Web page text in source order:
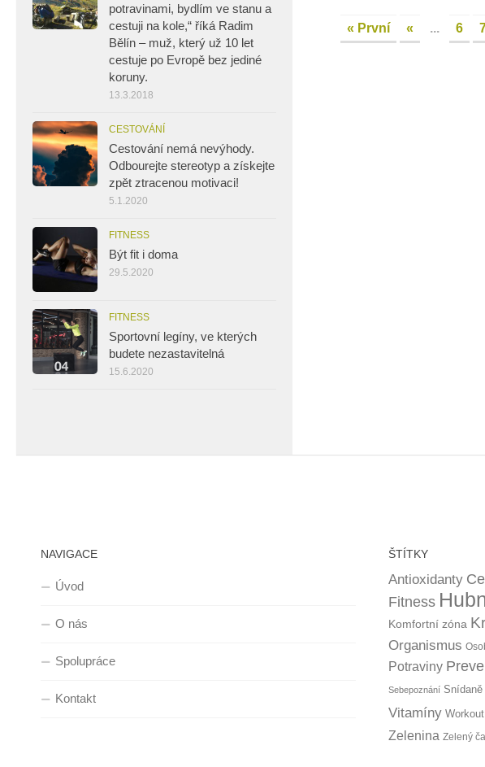
« První « ... 6
potravinami, bydlím ve stanu a
cestuji na kole,“ říká Radim
Bělín – muž, který už 10 let
cestuje po Evropě bez jediné
koruny.
13.3.2018
CESTOVÁNÍ
Cestování nemá nevýhody.
Odbourejte stereotyp a získejte
zpět ztracenou motivaci!
5.1.2020
FITNESS
Být fit i doma
29.5.2020
FITNESS
Sportovní legíny, ve kterých
budete nezastavitelná
15.6.2020
NAVIGACE
Úvod
O nás
Spolupráce
Kontakt
ŠTÍTKY
Antioxidanty
Fitness
Komfortní zóna
Organismus
Potraviny
Sebepoznání Snídaně
Vitamíny Workout
Zelenina Zelený